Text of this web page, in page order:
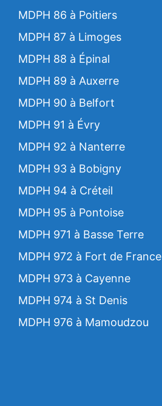
MDPH 86 à Poitiers
MDPH 87 à Limoges
MDPH 88 à Épinal
MDPH 89 à Auxerre
MDPH 90 à Belfort
MDPH 91 à Évry
MDPH 92 à Nanterre
MDPH 93 à Bobigny
MDPH 94 à Créteil
MDPH 95 à Pontoise
MDPH 971 à Basse Terre
MDPH 972 à Fort de France
MDPH 973 à Cayenne
MDPH 974 à St Denis
MDPH 976 à Mamoudzou